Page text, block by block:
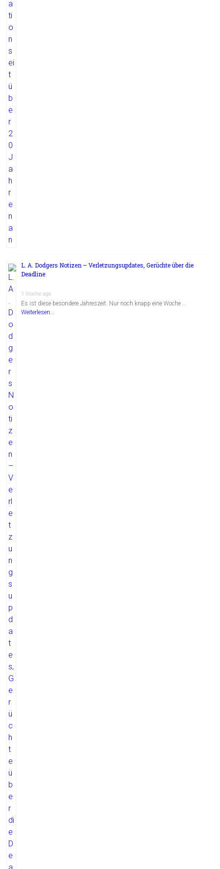
L. A. Dodgers Notizen – Verletzungsupdates, Gerüchte über die
Deadline
1 Woche ago
Es ist diese besondere Jahreszeit. Nur noch knapp eine Woche …
Weiterlesen...